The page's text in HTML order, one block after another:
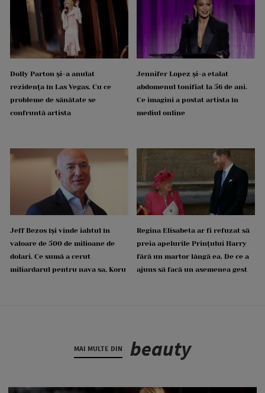
Dolly Parton și-a anulat
rezidența în Las Vegas. Cu ce
probleme de sănătate se
confruntă artista
Jennifer Lopez și-a etalat
abdomenul tonifiat la 56 de ani.
Ce imagini a postat artista în
mediul online
Jeff Bezos își vinde iahtul în
valoare de 500 de milioane de
dolari. Ce sumă a cerut
miliardarul pentru nava sa, Koru
Regina Elisabeta ar fi refuzat să
preia apelurile Prințului Harry
fără un martor lângă ea. De ce a
ajuns să facă un asemenea gest
MAI MULTE DIN beauty